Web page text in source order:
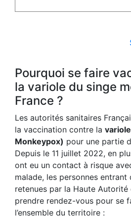
Pourquoi se faire
la variole du singe
France ?
Les autorités sanitaires
la vaccination contre la
Monkeypox) pour une partie
Depuis le 11 juillet 2022, en
ont eu un contact à risque
malade, les personnes
retenues par la Haute Autorité
prendre rendez-vous pour se
l’ensemble du territoire :